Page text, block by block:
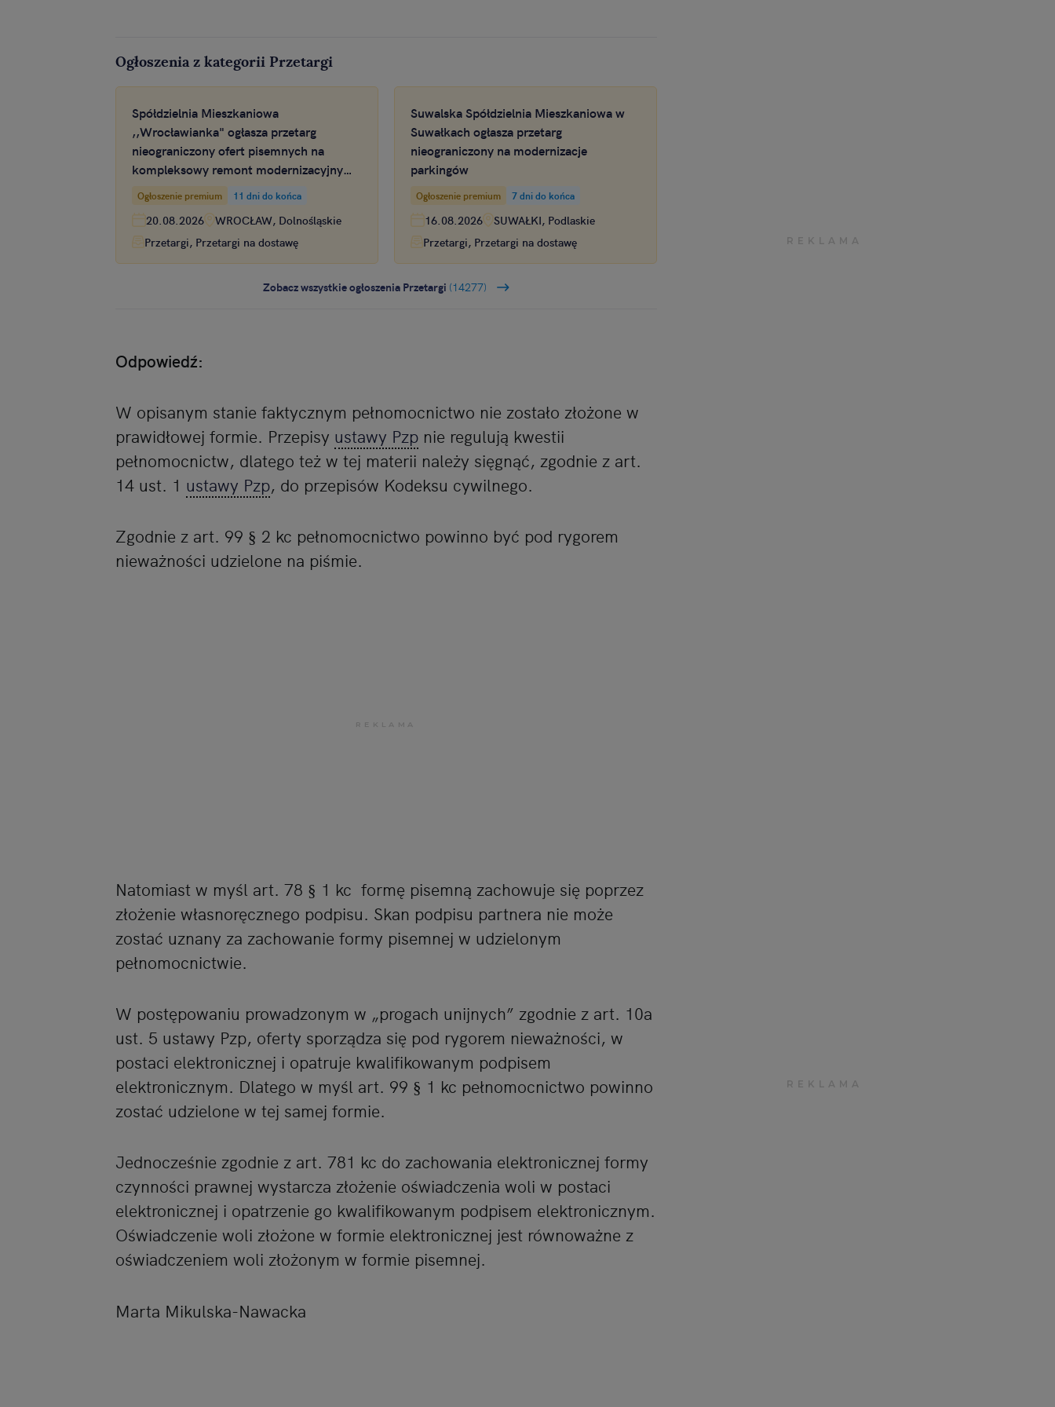
Ogłoszenia z kategorii Przetargi
Spółdzielnia Mieszkaniowa
,,Wrocławianka" ogłasza przetarg
nieograniczony ofert pisemnych na
kompleksowy remont modernizacyjny
poziomie -1 w budynku przy ul.
Inowrocławskiej 39 we Wrocławiu
Ogłoszenie premium 11 dni do końca
20.08.2026
WROCŁAW, Dolnośląskie
Przetargi, Przetargi na dostawę
Suwalska Spółdzielnia Mieszkaniowa w
Suwałkach ogłasza przetarg
nieograniczony na modernizacje
parkingów
Ogłoszenie premium 7 dni do końca
16.08.2026
SUWAŁKI, Podlaskie
Przetargi, Przetargi na dostawę
Zobacz wszystkie ogłoszenia Przetargi (14277)
Odpowiedź:
W opisanym stanie faktycznym pełnomocnictwo nie zostało złożone w
prawidłowej formie. Przepisy ustawy Pzp nie regulują kwestii
pełnomocnictw, dlatego też w tej materii należy sięgnąć, zgodnie z art.
14 ust. 1 ustawy Pzp, do przepisów Kodeksu cywilnego.
Zgodnie z art. 99 § 2 kc pełnomocnictwo powinno być pod rygorem
nieważności udzielone na piśmie.
Natomiast w myśl art. 78 § 1 kc formę pisemną zachowuje się poprzez
złożenie własnoręcznego podpisu. Skan podpisu partnera nie może
zostać uznany za zachowanie formy pisemnej w udzielonym
pełnomocnictwie.
W postępowaniu prowadzonym w „progach unijnych” zgodnie z art. 10a
ust. 5 ustawy Pzp, oferty sporządza się pod rygorem nieważności, w
postaci elektronicznej i opatruje kwalifikowanym podpisem
elektronicznym. Dlatego w myśl art. 99 § 1 kc pełnomocnictwo powinno
zostać udzielone w tej samej formie.
Jednocześnie zgodnie z art. 781 kc do zachowania elektronicznej formy
czynności prawnej wystarcza złożenie oświadczenia woli w postaci
elektronicznej i opatrzenie go kwalifikowanym podpisem elektronicznym.
Oświadczenie woli złożone w formie elektronicznej jest równoważne z
oświadczeniem woli złożonym w formie pisemnej.
Marta Mikulska-Nawacka